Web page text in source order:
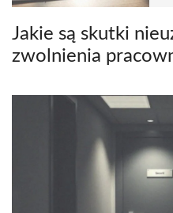
Jakie są skutki
zwolnienia